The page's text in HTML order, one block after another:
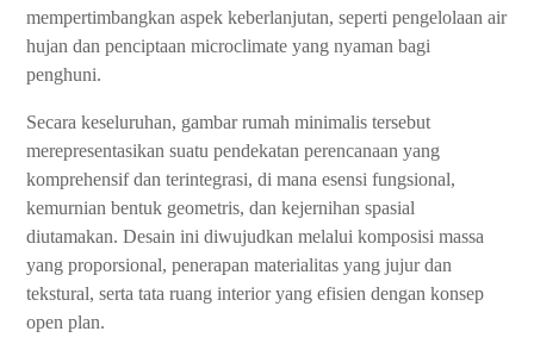
mempertimbangkan aspek keberlanjutan, seperti pengelolaan air
hujan dan penciptaan microclimate yang nyaman bagi
penghuni.
Secara keseluruhan, gambar rumah minimalis tersebut
merepresentasikan suatu pendekatan perencanaan yang
komprehensif dan terintegrasi, di mana esensi fungsional,
kemurnian bentuk geometris, dan kejernihan spasial
diutamakan. Desain ini diwujudkan melalui komposisi massa
yang proporsional, penerapan materialitas yang jujur dan
tekstural, serta tata ruang interior yang efisien dengan konsep
open plan.